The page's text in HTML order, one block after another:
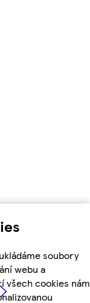
soubory
webu a
všech cookies nám